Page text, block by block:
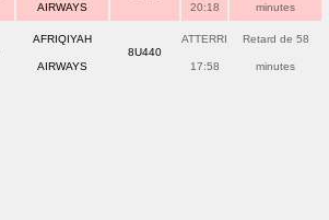
AIRWAYS 20:18 minutes
AFRIQIYAH
AIRWAYS
8U440
ATTERRI
17:58
Retard de 58
minutes